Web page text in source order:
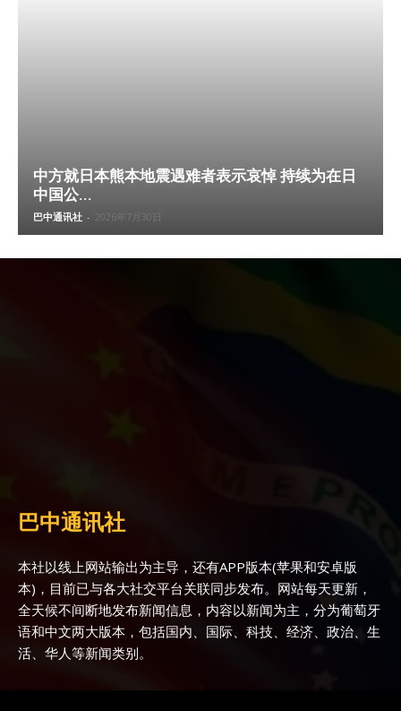
中方就日本熊本地震遇难者表示哀悼 持续为在日
中国公...
巴中通讯社 - 2026年7月30日
巴中通讯社
本社以线上网站输出为主导，还有APP版本(苹果和安卓版
本)，目前已与各大社交平台关联同步发布。网站每天更新，
全天候不间断地发布新闻信息，内容以新闻为主，分为葡萄牙
语和中文两大版本，包括国内、国际、科技、经济、政治、生
活、华人等新闻类别。